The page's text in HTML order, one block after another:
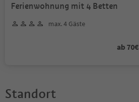
Ferienwohnung mit 4 Betten
max. 4 Gäste
ab 70€
Standort